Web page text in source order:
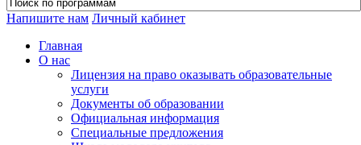
Напишите нам Личный кабинет
Главная
О нас
Лицензия на право оказывать образовательные
услуги
Документы об образовании
Официальная информация
Специальные предложения